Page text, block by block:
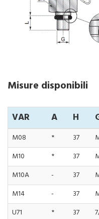
Misure disponibili
VAR A H
M08 * 37
M10
* 37
M10A
- 37
M14
- 37
U71
* 37